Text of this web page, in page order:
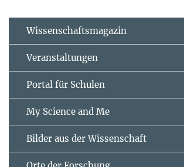
Wissenschaftsmagazin
Veranstaltungen
Portal für Schulen
My Science and Me
Bilder aus der Wissenschaft